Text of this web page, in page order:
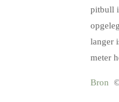
pitbull
langer
meter
Bron